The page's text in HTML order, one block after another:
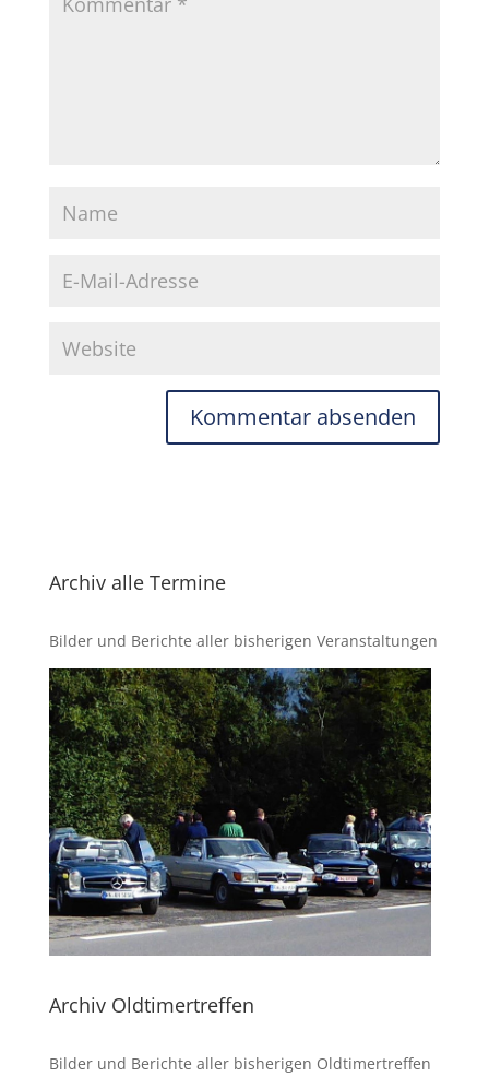
Archiv alle Termine
Bilder und Berichte aller bisherigen Veranstaltungen
Archiv Oldtimertreffen
Bilder und Berichte aller bisherigen Oldtimertreffen